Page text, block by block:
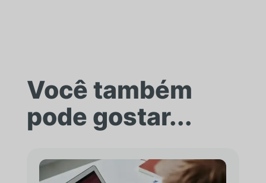
Você também
pode gostar...